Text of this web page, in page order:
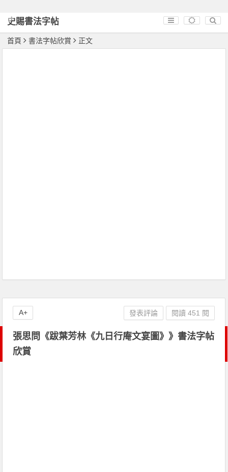
史賜書法字帖
首頁 書法字帖欣賞 正文
張思問《跋葉芳林《九日行庵文宴圖》》書法字帖
欣賞
發表評論 閱讀 451 閱
A+